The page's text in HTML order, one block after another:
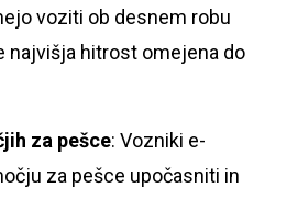
voziti ob desnem robu
najvišja hitrost omejena do
za pešce: Vozniki e-
za pešce upočasniti in